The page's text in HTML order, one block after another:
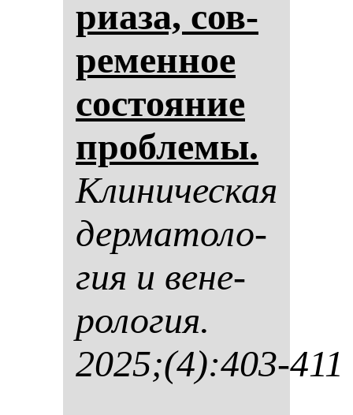
ри­аза, сов­
ре­мен­ное
сос­то­яние
проб­ле­мы.
Кли­ни­чес­кая
дер­ма­то­ло­
гия и ве­не­
ро­ло­гия.
2025;(4):403-411